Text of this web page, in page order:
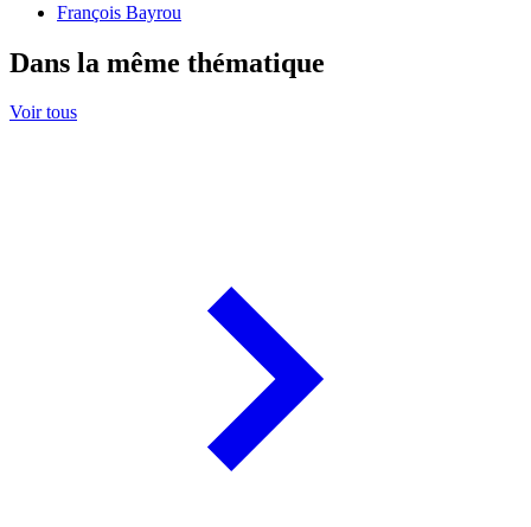
François Bayrou
Dans la même thématique
Voir tous